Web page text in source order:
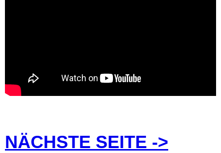
NÄCHSTE SEITE ->